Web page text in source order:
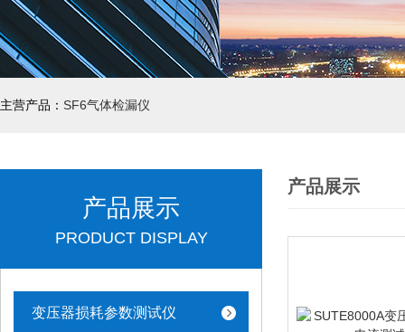
主营产品： SF6气体检漏仪
产品展示
PRODUCT DISPLAY
变压器损耗参数测试仪
产品展示